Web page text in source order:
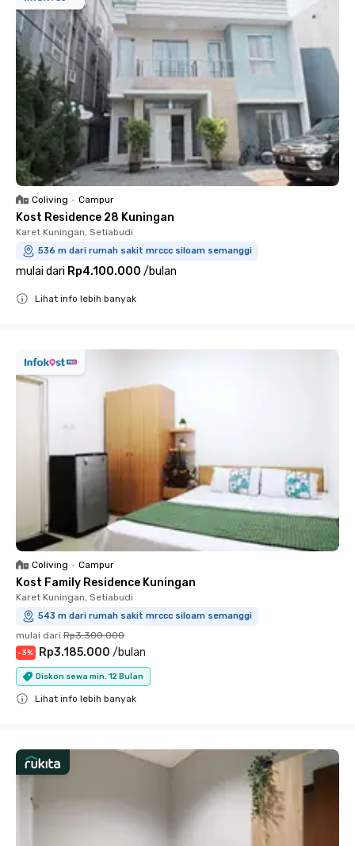
Coliving • Campur
Kost Residence 28 Kuningan
Karet Kuningan, Setiabudi
536 m dari rumah sakit mrccc siloam semanggi
mulai dari Rp4.100.000 /bulan
Lihat info lebih banyak
Coliving • Campur
Kost Family Residence Kuningan
Karet Kuningan, Setiabudi
543 m dari rumah sakit mrccc siloam semanggi
mulai dari Rp3.300.000
-3% Rp3.185.000 /bulan
Diskon sewa min. 12 Bulan
Lihat info lebih banyak